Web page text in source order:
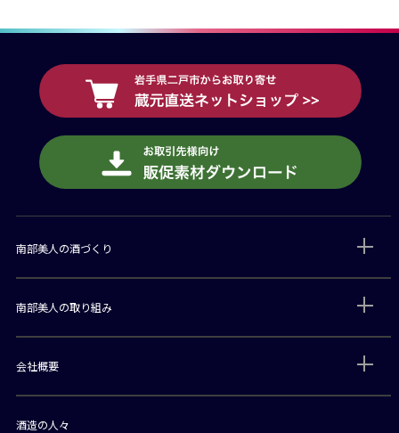
南部美人の酒づくり
南部美人の取り組み
会社概要
酒造の人々